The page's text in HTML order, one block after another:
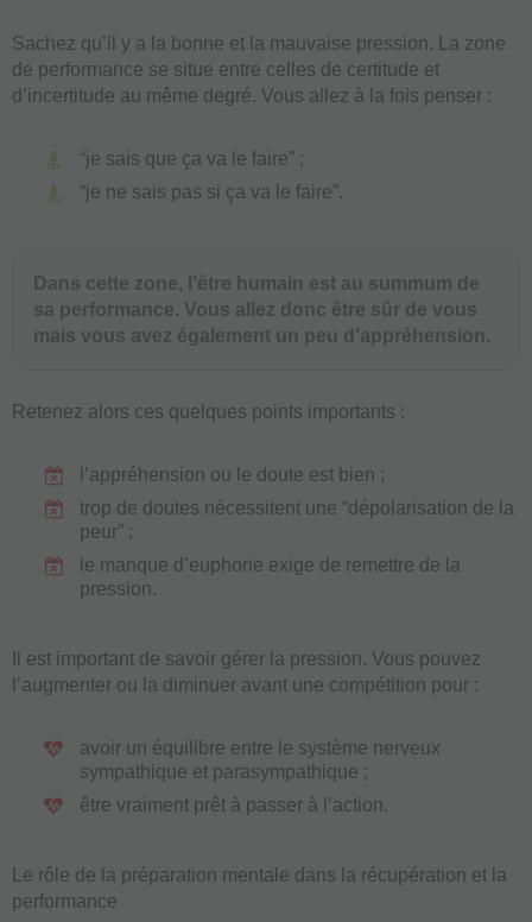
Sachez qu’il y a la bonne et la mauvaise pression. La zone
de performance se situe entre celles de certitude et
d’incertitude au même degré. Vous allez à la fois penser :
“je sais que ça va le faire” ;
“je ne sais pas si ça va le faire”.
Dans cette zone, l’être humain est au summum de
sa performance. Vous allez donc être sûr de vous
mais vous avez également un peu d’appréhension.
Retenez alors ces quelques points importants :
l’appréhension ou le doute est bien ;
trop de doutes nécessitent une “dépolarisation de la
peur” ;
le manque d’euphorie exige de remettre de la
pression.
Il est important de savoir gérer la pression. Vous pouvez
l’augmenter ou la diminuer avant une compétition pour :
avoir un équilibre entre le système nerveux
sympathique et parasympathique ;
être vraiment prêt à passer à l’action.
Le rôle de la préparation mentale dans la récupération et la
performance